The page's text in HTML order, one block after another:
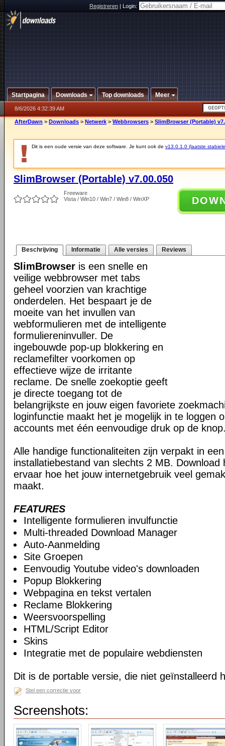
Registreren|Login:
Startpagina Downloads Top downloads Meer
8/6/2026 4:32:39 AM
AfterDawn > Downloads > Netwerk > Webbrowsers > SlimBrowser (Portable)
Dit is een oude versie van deze software. Je kunt ook de v13.0.1.0 (laatste
SlimBrowser (Portable) v7.00.050
Freeware
Vista / Win10 / Win7 / Win8 / WinXP
Beschrijving Informatie Alle versies Reviews
SlimBrowser is een snelle en
veilige webbrowser met tabs
geheel voorzien van krachtige
onderdelen. Het bespaart je de
moeite van het invullen van
webformulieren met de intelligente
formuliereninvuller. De
ingebouwde pop-up blokkering en
reclamefilter voorkomen op
effectieve wijze de irritante
reclame. De snelle zoekoptie geeft
je directe toegang tot de
belangrijkste en jouw eigen favoriete
loginfunctie maakt het je mogelijk in te loggen
accounts met één eenvoudige druk op de
Alle handige functionaliteiten zijn verpakt in
installatiebestand van slechts 2 MB.
ervaar hoe het jouw internetgebruik veel
maakt.
FEATURES
Intelligente formulieren invulfunctie
Multi-threaded Download Manager
Auto-Aanmelding
Site Groepen
Eenvoudig Youtube video's downloaden
Popup Blokkering
Webpagina en tekst vertalen
Reclame Blokkering
Weersvoorspelling
HTML/Script Editor
Skins
Integratie met de populaire webdiensten
Dit is de portable versie, die niet geïnstalleerd
Stel een correctie voor
Screenshots: